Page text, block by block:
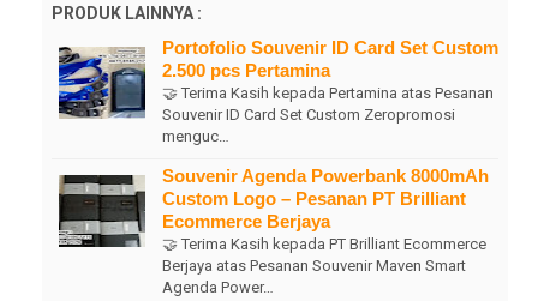
PRODUK LAINNYA :
Portofolio Souvenir ID Card Set Custom
2.500 pcs Pertamina
🤝 Terima Kasih kepada Pertamina atas Pesanan
Souvenir ID Card Set Custom Zeropromosi
menguc…
Souvenir Agenda Powerbank 8000mAh
Custom Logo – Pesanan PT Brilliant
Ecommerce Berjaya
🤝 Terima Kasih kepada PT Brilliant Ecommerce
Berjaya atas Pesanan Souvenir Maven Smart
Agenda Power…